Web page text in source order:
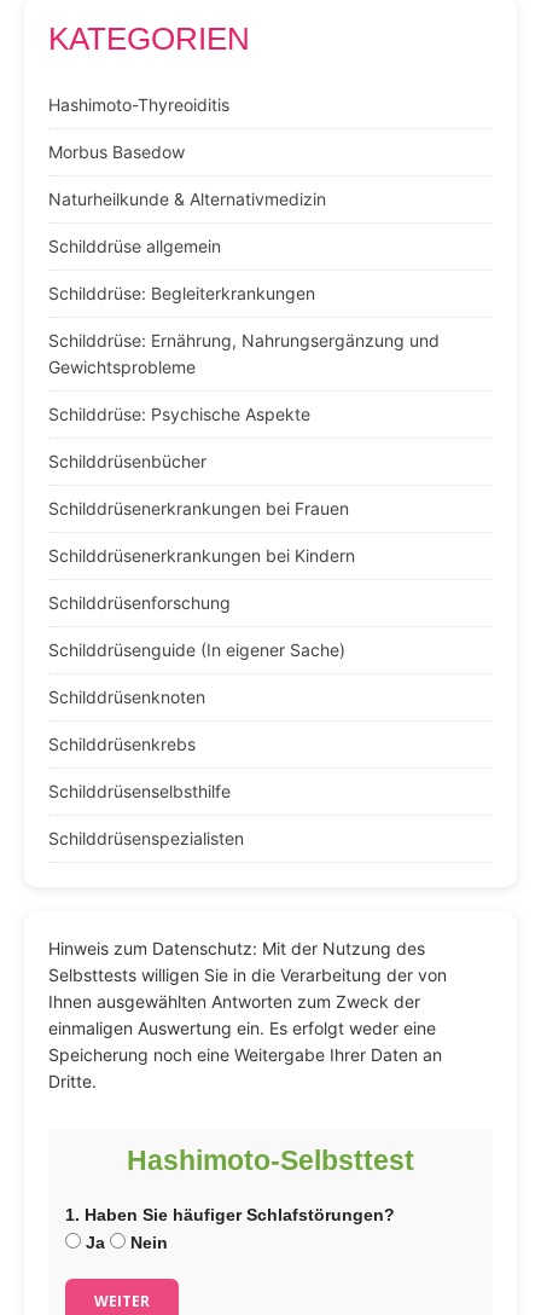
KATEGORIEN
Hashimoto-Thyreoiditis
Morbus Basedow
Naturheilkunde & Alternativmedizin
Schilddrüse allgemein
Schilddrüse: Begleiterkrankungen
Schilddrüse: Ernährung, Nahrungsergänzung und
Gewichtsprobleme
Schilddrüse: Psychische Aspekte
Schilddrüsenbücher
Schilddrüsenerkrankungen bei Frauen
Schilddrüsenerkrankungen bei Kindern
Schilddrüsenforschung
Schilddrüsenguide (In eigener Sache)
Schilddrüsenknoten
Schilddrüsenkrebs
Schilddrüsenselbsthilfe
Schilddrüsenspezialisten
Hinweis zum Datenschutz: Mit der Nutzung des
Selbsttests willigen Sie in die Verarbeitung der von
Ihnen ausgewählten Antworten zum Zweck der
einmaligen Auswertung ein. Es erfolgt weder eine
Speicherung noch eine Weitergabe Ihrer Daten an
Dritte.
Hashimoto-Selbsttest
1. Haben Sie häufiger Schlafstörungen?
Ja
Nein
WEITER